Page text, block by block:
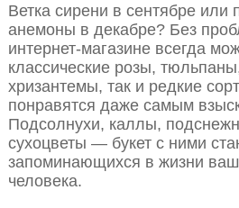
Ветка сирени в сентябре
анемоны в декабре? Без
интернет-магазине всегда
классические розы,
хризантемы, так и редкие
понравятся даже самым
Подсолнухи, каллы,
сухоцветы — букет с ними
запоминающихся в жизни
человека.